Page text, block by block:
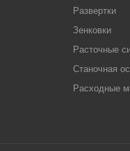
Развертки
Зенковки
Расточные
Станочная
Расходные